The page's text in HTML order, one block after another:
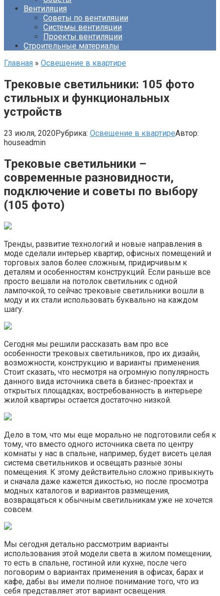
Вентиляция
Советы по вентиляции
Системы вентиляции
Проекты вентиляции
Строительные материалы
Главная » Освещение в квартире
Трековые светильники: 105 фото
стильных и функциональных
устройств
23 июля, 2020Рубрика: Освещение в квартиреАвтор:
houseadmin
Трековые светильники –
современные разновидности,
подключение и советы по выбору
(105 фото)
Тренды, развитие технологий и новые направления в
моде сделали интерьер квартир, офисных помещений и
торговых залов более сложным, придирчивым к
деталям и особенностям конструкций. Если раньше все
просто вешали на потолок светильник с одной
лампочкой, то сейчас трековые светильники вошли в
моду и их стали использовать буквально на каждом
шагу.
Сегодня мы решили рассказать вам про все
особенности трековых светильников, про их дизайн,
возможности, конструкцию и варианты применения.
Стоит сказать, что несмотря на огромную популярность
данного вида источника света в бизнес-проектах и
открытых площадках, востребованность в интерьере
жилой квартиры остается достаточно низкой.
Дело в том, что мы еще морально не подготовили себя к
тому, что вместо одного источника света по центру
комнаты у нас в спальне, например, будет висеть целая
система светильников и освещать разные зоны
помещения. К этому действительно сложно привыкнуть
и сначала даже кажется дикостью, но после просмотра
модных каталогов и вариантов размещения,
возвращаться к обычным светильникам уже не хочется
совсем.
Мы сегодня детально рассмотрим варианты
использования этой модели света в жилом помещении,
то есть в спальне, гостиной или кухне, после чего
поговорим о вариантах применения в офисах, барах и
кафе, дабы вы имели полное понимание того, что из
себя представляет этот вариант освещения.